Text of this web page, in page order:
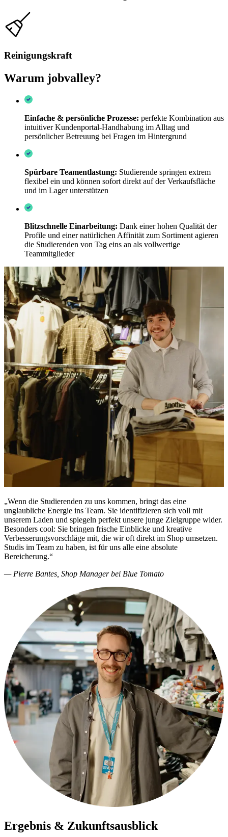
Reinigungskraft
Warum jobvalley?
Einfache & persönliche Prozesse: perfekte Kombination aus
intuitiver Kundenportal-Handhabung im Alltag und
persönlicher Betreuung bei Fragen im Hintergrund
Spürbare Teamentlastung: Studierende springen extrem
flexibel ein und können sofort direkt auf der Verkaufsfläche
und im Lager unterstützen
Blitzschnelle Einarbeitung: Dank einer hohen Qualität der
Profile und einer natürlichen Affinität zum Sortiment agieren
die Studierenden von Tag eins an als vollwertige
Teammitglieder
„Wenn die Studierenden zu uns kommen, bringt das eine
unglaubliche Energie ins Team. Sie identifizieren sich voll mit
unserem Laden und spiegeln perfekt unsere junge Zielgruppe wider.
Besonders cool: Sie bringen frische Einblicke und kreative
Verbesserungsvorschläge mit, die wir oft direkt im Shop umsetzen.
Studis im Team zu haben, ist für uns alle eine absolute
Bereicherung.“
— Pierre Bantes , Shop Manager bei Blue Tomato
Ergebnis & Zukunftsausblick